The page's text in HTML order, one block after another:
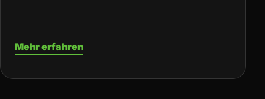
Mehr erfahren